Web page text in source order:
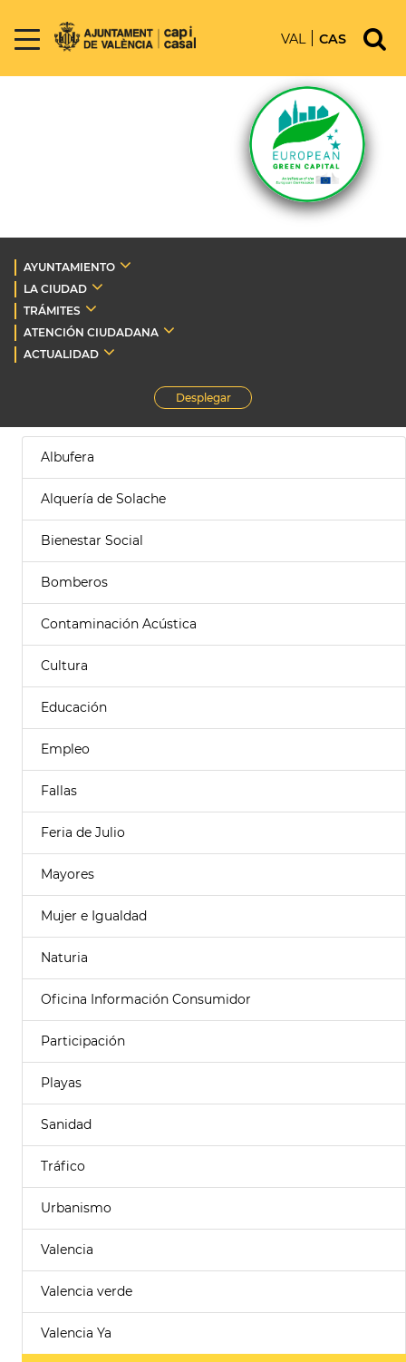
VAL CAS
AYUNTAMIENTO
LA CIUDAD
TRÁMITES
ATENCIÓN CIUDADANA
ACTUALIDAD
Desplegar
Albufera
Alquería de Solache
Bienestar Social
Bomberos
Contaminación Acústica
Cultura
Educación
Empleo
Fallas
Feria de Julio
Mayores
Mujer e Igualdad
Naturia
Oficina Información Consumidor
Participación
Playas
Sanidad
Tráfico
Urbanismo
Valencia
Valencia verde
Valencia Ya